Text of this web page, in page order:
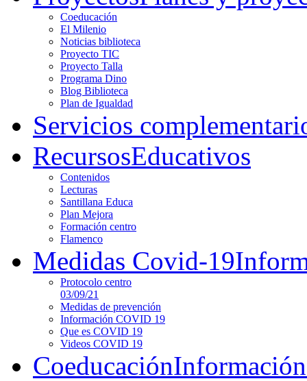
Coeducación
El Milenio
Noticias biblioteca
Proyecto TIC
Proyecto Talla
Programa Dino
Blog Biblioteca
Plan de Igualdad
Servicios
RecursosEducativos
Contenidos
Lecturas
Santillana Educa
Plan Mejora
Formación centro
Flamenco
Medidas Covid-19
Protocolo centro
03/09/21
Medidas de prevención
Información COVID 19
Que es COVID 19
Videos COVID 19
Coeducación